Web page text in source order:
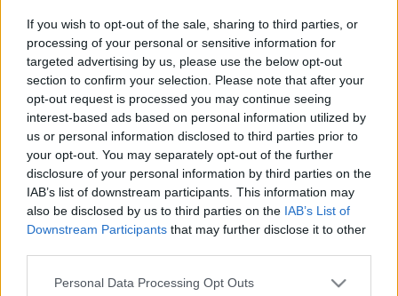
If you wish to opt-out of the sale, sharing to third parties, or
processing of your personal or sensitive information for
targeted advertising by us, please use the below opt-out
section to confirm your selection. Please note that after your
opt-out request is processed you may continue seeing
interest-based ads based on personal information utilized by
us or personal information disclosed to third parties prior to
your opt-out. You may separately opt-out of the further
disclosure of your personal information by third parties on the
IAB’s list of downstream participants. This information may
also be disclosed by us to third parties on the IAB’s List of
Downstream Participants that may further disclose it to other
Please note that this website/app uses one or more Google
Personal Data Processing Opt Outs
3778550"&amp;gt;Click Here for…
Szocialista pártkatonák nyúlják le a
Nemzet trafikjait!
RickyTerror • 2013. május 02.
Egy kiváló PISA-eredményeket felmutató kor
gyermekeiként azt gondolnánk, azért vannak
„tények”, melyeket nehéz félreérteni. Nehéz
félreérteni azt, ha pont egy fideszes képviselő
mondja el, hogy a frakcióülésre kész listával érkeztek
a kormánypárti képviselők, ha az…